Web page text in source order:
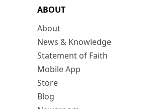
ABOUT
About
News & Knowledge
Statement of Faith
Mobile App
Store
Blog